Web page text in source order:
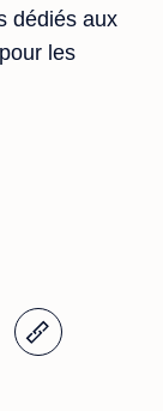
dédiés aux
les